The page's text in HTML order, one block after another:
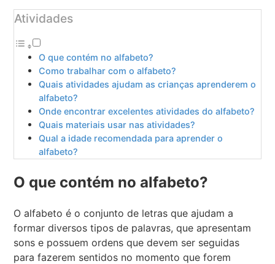
Atividades
O que contém no alfabeto?
Como trabalhar com o alfabeto?
Quais atividades ajudam as crianças aprenderem o
alfabeto?
Onde encontrar excelentes atividades do alfabeto?
Quais materiais usar nas atividades?
Qual a idade recomendada para aprender o
alfabeto?
O que contém no alfabeto?
O alfabeto é o conjunto de letras que ajudam a
formar diversos tipos de palavras, que apresentam
sons e possuem ordens que devem ser seguidas
para fazerem sentidos no momento que forem